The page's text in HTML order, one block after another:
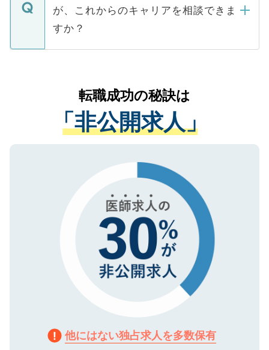
みを人材紹介会社に依頼するケースが増え
ています。
などで収集したご登録者様の個人情報は、
ご本人のキャリアアップおよび転職活動の
支援を目的に使用いたします。お預かりし
ているすべての個人データはご本人の許可
は、個人情報の取り扱いについての厳密な
管理基準を満たした事業者のみに付与され
る、プライバシーマークを取得済みです。
で、機密保持に関してもご安心ください。
が、これからのキャリアを相談できま
すか？
かがいして、現在の医療機関の状況や紹介
経験をまじえながら、適切なアドバイスを
させていただきます。すぐにご転職をされ
ない方には、長期的なサポートが可能です
ので、まずはご登録ください。
転職成功の秘訣は
「非公開求人」
他にはない独占求人を多数保有